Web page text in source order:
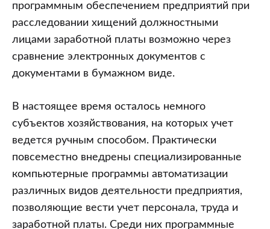
программным обеспечением предприятий при
расследовании хищений должностными
лицами заработной платы возможно через
сравнение электронных документов с
документами в бумажном виде.
В настоящее время осталось немного
субъектов хозяйствования, на которых учет
ведется ручным способом. Практически
повсеместно внедрены специализированные
компьютерные программы автоматизации
различных видов деятельности предприятия,
позволяющие вести учет персонала, труда и
заработной платы. Среди них программные